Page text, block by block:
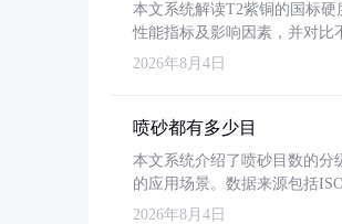
本文系统解读T2紫铜的国标硬
性能指标及影响因素，并对比
2026年8月4日
喷砂都有多少目
本文系统介绍了喷砂目数的分
的应用场景。数据来源包括
2026年8月4日